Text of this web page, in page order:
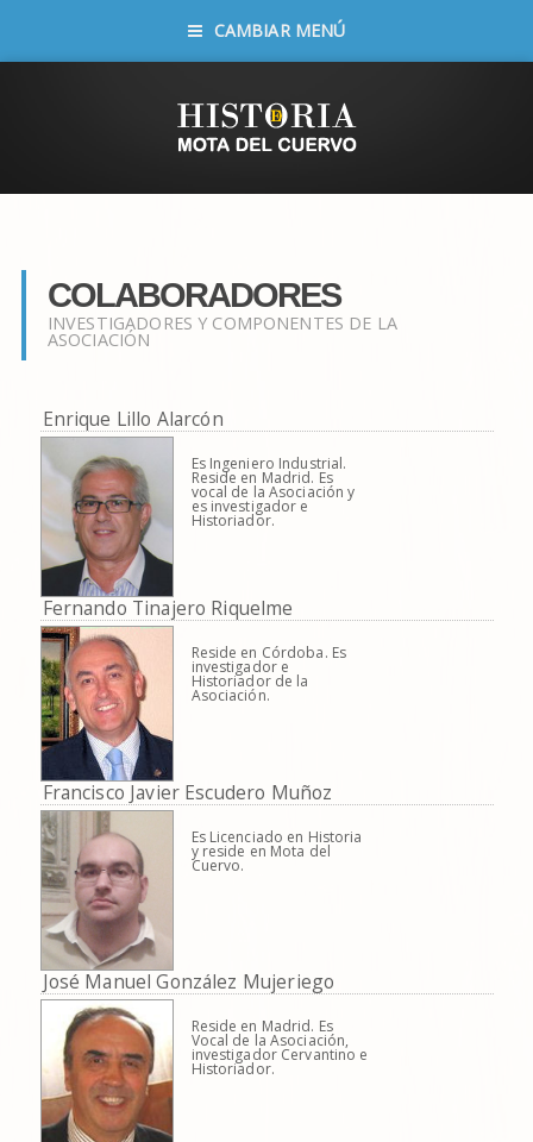
CAMBIAR MENÚ
COLABORADORES
INVESTIGADORES Y COMPONENTES DE LA
ASOCIACIÓN
Enrique Lillo Alarcón
Es Ingeniero Industrial.
Reside en Madrid. Es
vocal de la Asociación y
es investigador e
Historiador.
Fernando Tinajero Riquelme
Reside en Córdoba. Es
investigador e
Historiador de la
Asociación.
Francisco Javier Escudero Muñoz
Es Licenciado en Historia
y reside en Mota del
Cuervo.
José Manuel González Mujeriego
Reside en Madrid. Es
Vocal de la Asociación,
investigador Cervantino e
Historiador.